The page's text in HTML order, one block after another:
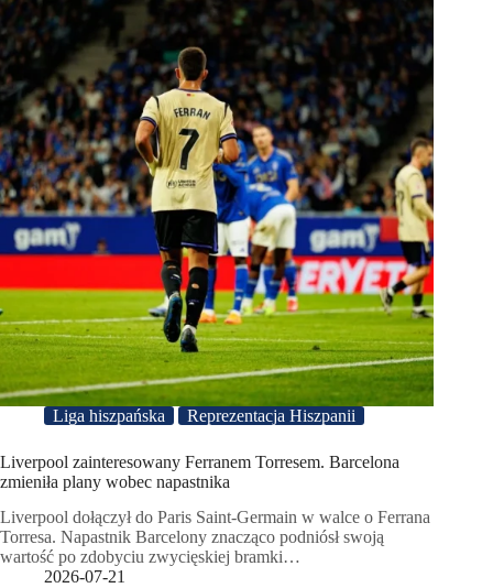
Liga hiszpańska Reprezentacja Hiszpanii
Liverpool zainteresowany Ferranem Torresem. Barcelona
zmieniła plany wobec napastnika
Liverpool dołączył do Paris Saint-Germain w walce o Ferrana
Torresa. Napastnik Barcelony znacząco podniósł swoją
wartość po zdobyciu zwycięskiej bramki…
2026-07-21